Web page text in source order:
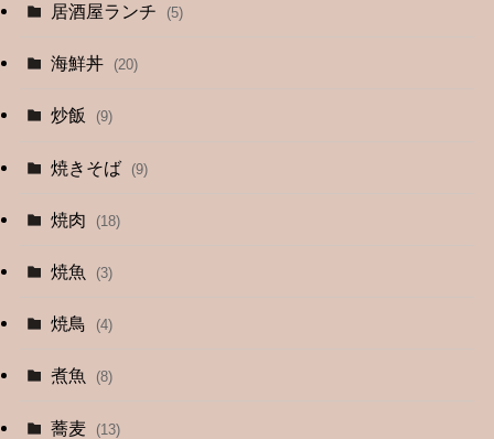
(12)
(13)
(4)
居酒屋ランチ (5)
海鮮丼 (20)
炒飯 (9)
焼きそば (9)
焼肉 (18)
焼魚 (3)
焼鳥 (4)
煮魚 (8)
蕎麦 (13)